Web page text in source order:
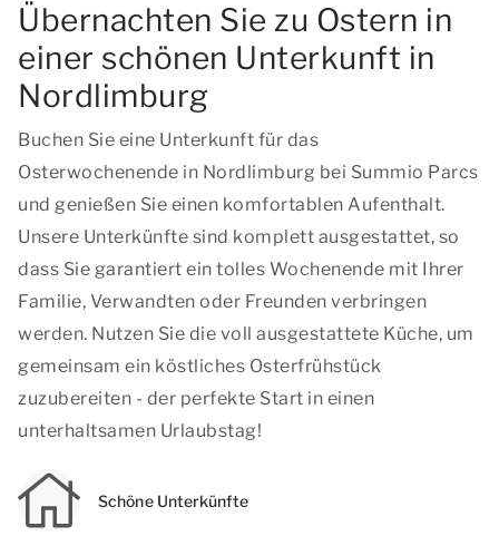
Übernachten Sie zu Ostern in
einer schönen Unterkunft in
Nordlimburg
Buchen Sie eine Unterkunft für das
Osterwochenende in Nordlimburg bei Summio Parcs
und genießen Sie einen komfortablen Aufenthalt.
Unsere Unterkünfte sind komplett ausgestattet, so
dass Sie garantiert ein tolles Wochenende mit Ihrer
Familie, Verwandten oder Freunden verbringen
werden. Nutzen Sie die voll ausgestattete Küche, um
gemeinsam ein köstliches Osterfrühstück
zuzubereiten - der perfekte Start in einen
unterhaltsamen Urlaubstag!
Schöne Unterkünfte